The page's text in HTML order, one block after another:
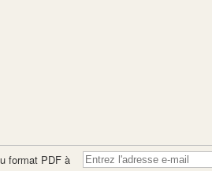
format PDF à